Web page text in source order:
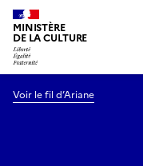
MINISTÈRE
DE LA CULTURE
Voir le fil d’Ariane